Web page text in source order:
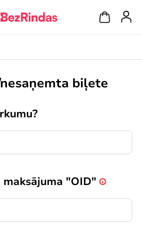
biļete
"OID"